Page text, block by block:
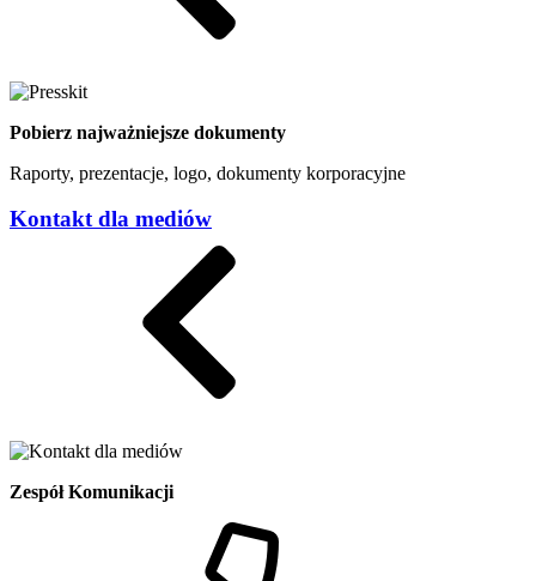
Pobierz najważniejsze dokumenty
Raporty, prezentacje, logo, dokumenty korporacyjne
Kontakt dla mediów
Zespół Komunikacji